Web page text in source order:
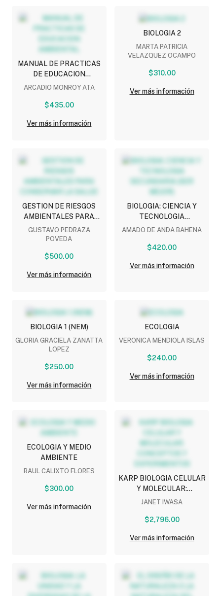
MANUAL DE PRACTICAS
DE EDUCACION
AMBIENTAL
ARCADIO MONROY ATA
$435.00
Ver más información
BIOLOGIA 2
MARTA PATRICIA
VELAZQUEZ OCAMPO
$310.00
Ver más información
GESTION DE RIESGOS
AMBIENTALES PARA
CONSERVAR LA SALUD
GUSTAVO PEDRAZA
POVEDA
$500.00
Ver más información
BIOLOGIA: CIENCIA Y
TECNOLOGIA
SECUNDARIA (SER
AMADO DE ANDA BAHENA
$420.00
Ver más información
BIOLOGIA 1 (NEM)
GLORIA GRACIELA ZANATTA
LOPEZ
$250.00
Ver más información
ECOLOGIA
VERONICA MENDIOLA ISLAS
$240.00
Ver más información
ECOLOGIA Y MEDIO
AMBIENTE
RAUL CALIXTO FLORES
$300.00
Ver más información
KARP BIOLOGIA CELULAR
Y MOLECULAR:
CONCEPTOS Y
JANET IWASA
$2,796.00
Ver más información